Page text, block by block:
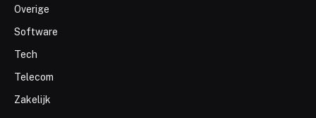
Overige
Software
Tech
Telecom
Zakelijk